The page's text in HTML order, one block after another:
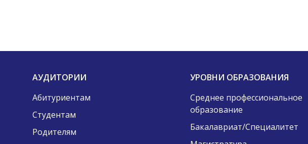
АУДИТОРИИ
Абитуриентам
Студентам
Родителям
УРОВНИ ОБРАЗОВАНИЯ
Среднее профессиональное
образование
Бакалавриат/Специалитет